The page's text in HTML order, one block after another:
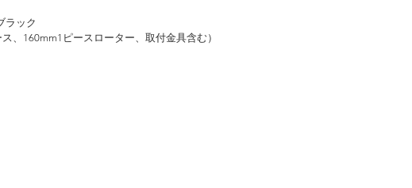
ラック
、160mm1ピースローター、取付金具含む）